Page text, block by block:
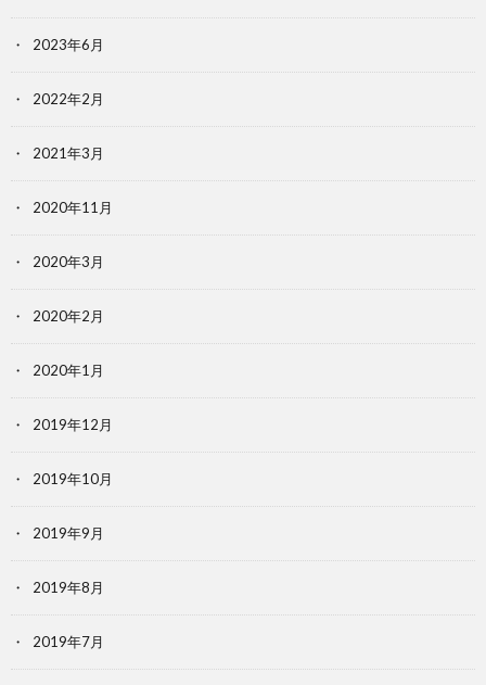
2023年6月
2022年2月
2021年3月
2020年11月
2020年3月
2020年2月
2020年1月
2019年12月
2019年10月
2019年9月
2019年8月
2019年7月